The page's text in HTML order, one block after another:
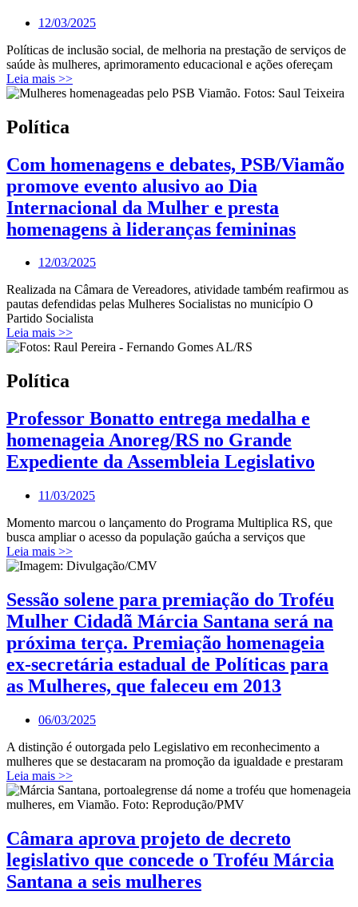
12/03/2025
Políticas de inclusão social, de melhoria na prestação de serviços de
saúde às mulheres, aprimoramento educacional e ações ofereçam
Leia mais >>
Política
Com homenagens e debates, PSB/Viamão
promove evento alusivo ao Dia
Internacional da Mulher e presta
homenagens à lideranças femininas
12/03/2025
Realizada na Câmara de Vereadores, atividade também reafirmou as
pautas defendidas pelas Mulheres Socialistas no município O
Partido Socialista
Leia mais >>
Política
Professor Bonatto entrega medalha e
homenageia Anoreg/RS no Grande
Expediente da Assembleia Legislativo
11/03/2025
Momento marcou o lançamento do Programa Multiplica RS, que
busca ampliar o acesso da população gaúcha a serviços que
Leia mais >>
Sessão solene para premiação do Troféu
Mulher Cidadã Márcia Santana será na
próxima terça. Premiação homenageia
ex-secretária estadual de Políticas para
as Mulheres, que faleceu em 2013
06/03/2025
A distinção é outorgada pelo Legislativo em reconhecimento a
mulheres que se destacaram na promoção da igualdade e prestaram
Leia mais >>
Câmara aprova projeto de decreto
legislativo que concede o Troféu Márcia
Santana a seis mulheres